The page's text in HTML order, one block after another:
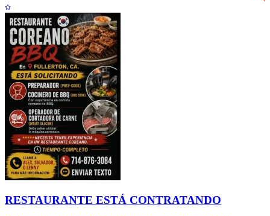
RESTAURANTE ESTÁ CONTRATANDO